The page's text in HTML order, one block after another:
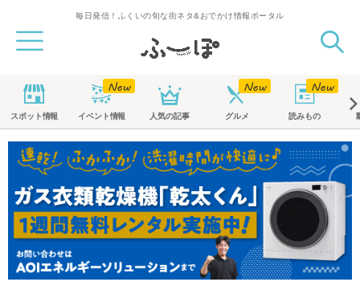
毎日発信！ふくいの旬な街ネタ&おでかけ情報ポータル
スポット情報 イベント情報 人気の記事 グルメ 読みもの